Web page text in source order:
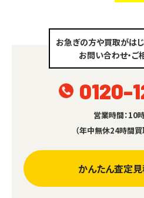
お急ぎの方や買取がは
お問い合わせ・ご
0120-
営業時間：10
（年中無休24時間買
かんたん査定見